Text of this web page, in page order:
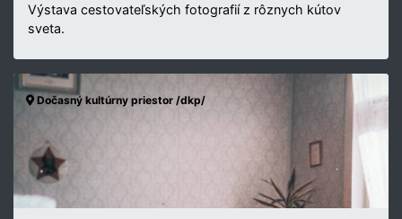
Výstava cestovateľských fotografií z rôznych kútov
sveta.
Dočasný kultúrny priestor /dkp/